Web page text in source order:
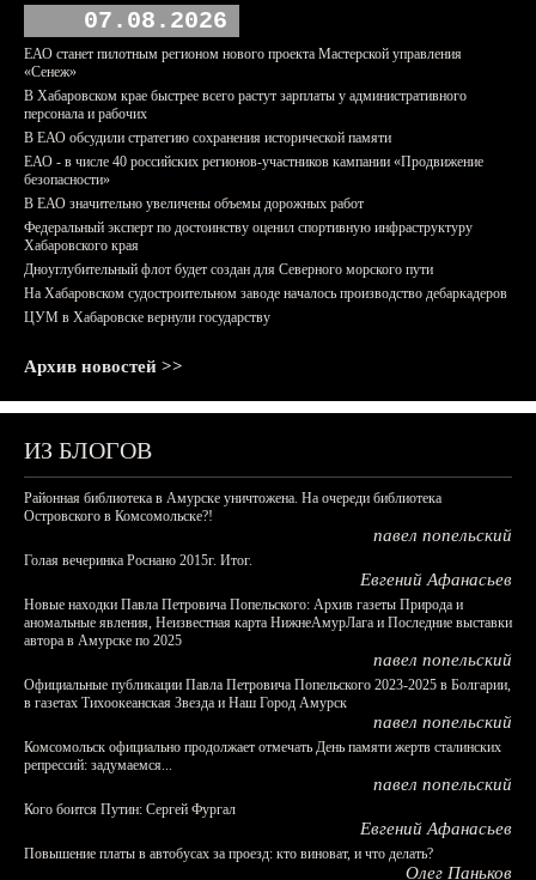
07.08.2026
ЕАО станет пилотным регионом нового проекта Мастерской управления
«Сенеж»
В Хабаровском крае быстрее всего растут зарплаты у административного
персонала и рабочих
В ЕАО обсудили стратегию сохранения исторической памяти
ЕАО - в числе 40 российских регионов-участников кампании «Продвижение
безопасности»
В ЕАО значительно увеличены объемы дорожных работ
Федеральный эксперт по достоинству оценил спортивную инфраструктуру
Хабаровского края
Дноуглубительный флот будет создан для Северного морского пути
На Хабаровском судостроительном заводе началось производство дебаркадеров
ЦУМ в Хабаровске вернули государству
Архив новостей >>
ИЗ БЛОГОВ
Районная библиотека в Амурске уничтожена. На очереди библиотека
Островского в Комсомольске?!
павел попельский
Голая вечеринка Роснано 2015г. Итог.
Евгений Афанасьев
Новые находки Павла Петровича Попельского: Архив газеты Природа и
аномальные явления, Неизвестная карта НижнеАмурЛага и Последние выставки
автора в Амурске по 2025
павел попельский
Официальные публикации Павла Петровича Попельского 2023-2025 в Болгарии,
в газетах Тихоокеанская Звезда и Наш Город Амурск
павел попельский
Комсомольск официально продолжает отмечать День памяти жертв сталинских
репрессий: задумаемся...
павел попельский
Кого боится Путин: Сергей Фургал
Евгений Афанасьев
Повышение платы в автобусах за проезд: кто виноват, и что делать?
Олег Паньков